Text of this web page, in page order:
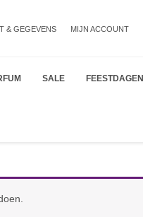
& GEGEVENS MIJN ACCOUNT
SALE FEESTDAGEN